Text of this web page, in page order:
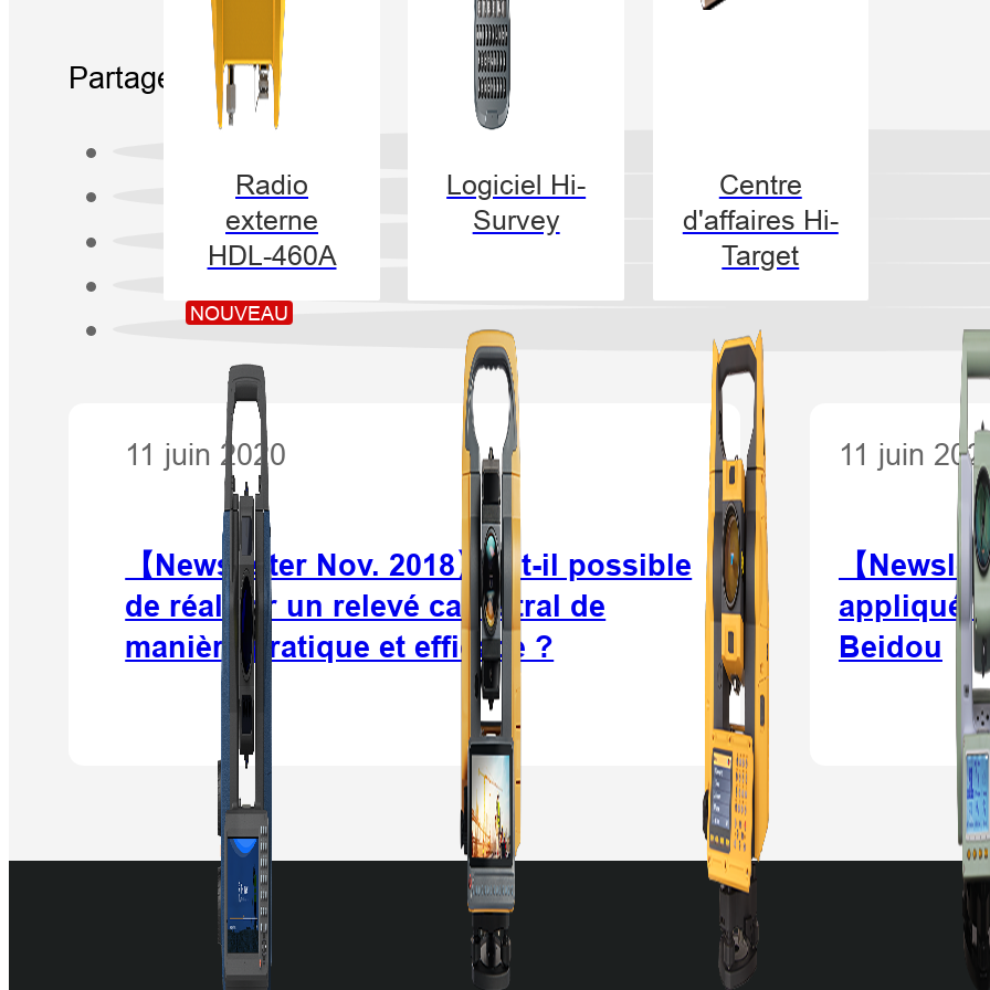
Radio
externe
HDL-460A
Logiciel Hi-
Survey
Centre
d'affaires Hi-
Target
NOUVEAU
Partager:
11 juin 2020
【Newsletter Nov. 2018】Est-il possible
de réaliser un relevé cadastral de
manière pratique et efficace ?
11 juin
【
appliqué
Beidou